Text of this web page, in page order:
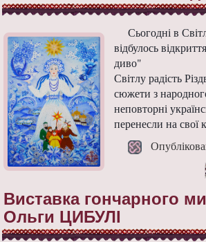
Сьогодні в
відбулось
диво"
Світлу радість
сюжети з
неповторні
перенесли на свої
Виставка гончарного
Ольги ЦИБУЛІ